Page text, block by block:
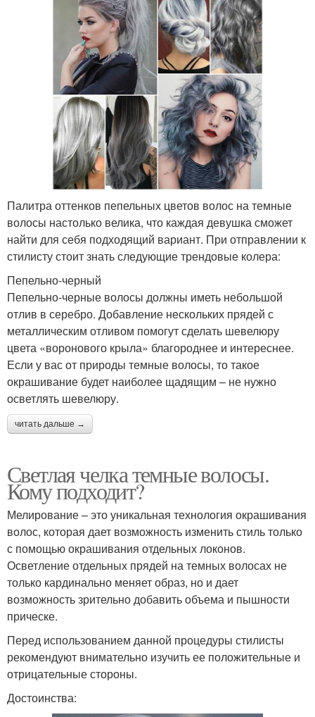
Палитра оттенков пепельных цветов волос на темные
волосы настолько велика, что каждая девушка сможет
найти для себя подходящий вариант. При отправлении к
стилисту стоит знать следующие трендовые колера:
Пепельно-черный
Пепельно-черные волосы должны иметь небольшой
отлив в серебро. Добавление нескольких прядей с
металлическим отливом помогут сделать шевелюру
цвета «воронового крыла» благороднее и интереснее.
Если у вас от природы темные волосы, то такое
окрашивание будет наиболее щадящим – не нужно
осветлять шевелюру.
читать дальше →
Светлая челка темные волосы.
Кому подходит?
Мелирование – это уникальная технология окрашивания
волос, которая дает возможность изменить стиль только
с помощью окрашивания отдельных локонов.
Осветление отдельных прядей на темных волосах не
только кардинально меняет образ, но и дает
возможность зрительно добавить объема и пышности
прическе.
Перед использованием данной процедуры стилисты
рекомендуют внимательно изучить ее положительные и
отрицательные стороны.
Достоинства: